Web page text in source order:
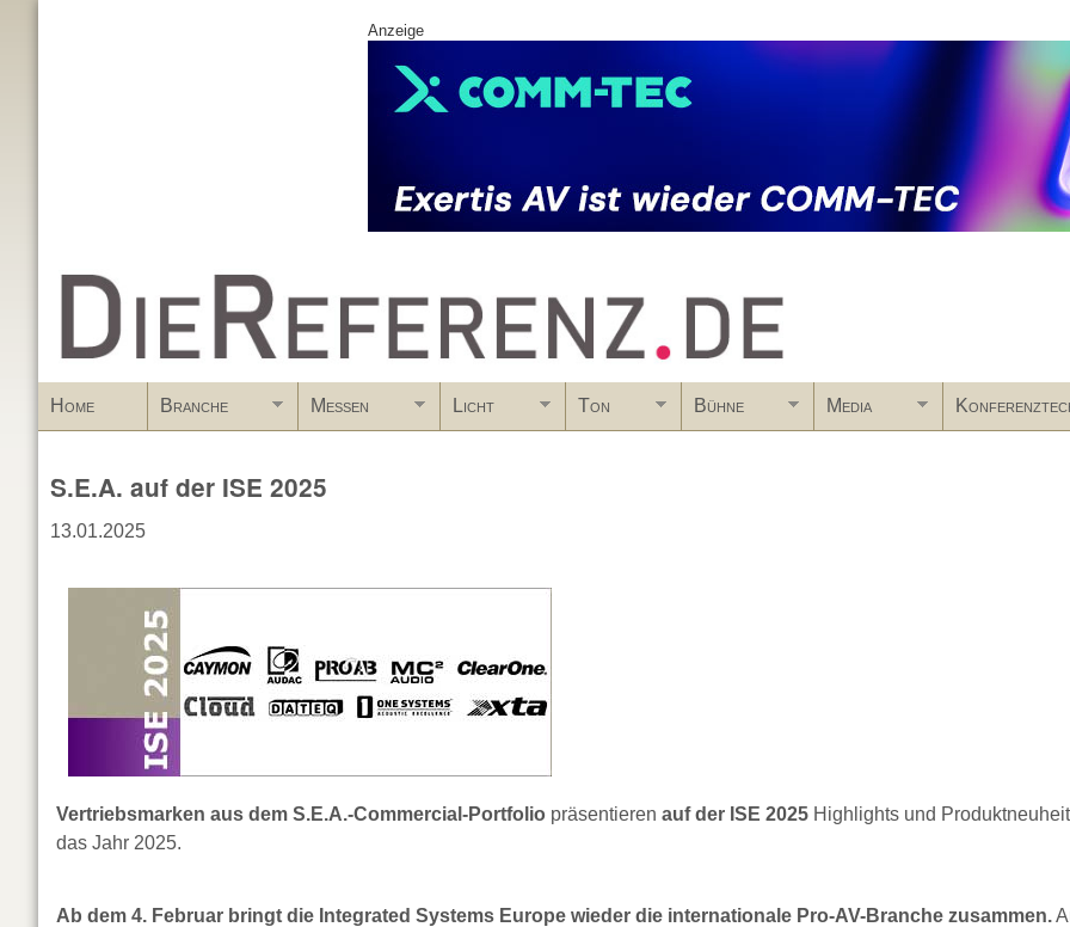
Anzeige
www.DieReferenz.de
Home Branche Messen Licht Ton Bühne Media
S.E.A. auf der ISE 2025
13.01.2025
Vertriebsmarken aus dem S.E.A.-Commercial-Portfolio präsentieren auf der ISE 2025 Highlights und
das Jahr 2025.
Ab dem 4. Februar bringt die Integrated Systems Europe wieder die internationale Pro-AV-Branche zusammen.